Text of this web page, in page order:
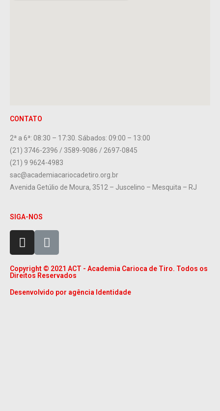
CONTATO
2ª a 6ª: 08:30 – 17:30. Sábados: 09:00 – 13:00
(21) 3746-2396 / 3589-9086 / 2697-0845
(21) 9 9624-4983
sac@academiacariocadetiro.org.br
Avenida Getúlio de Moura, 3512 – Juscelino – Mesquita – RJ
SIGA-NOS
Copyright © 2021 ACT - Academia Carioca de Tiro. Todos os
Direitos Reservados
Desenvolvido por agência Identidade